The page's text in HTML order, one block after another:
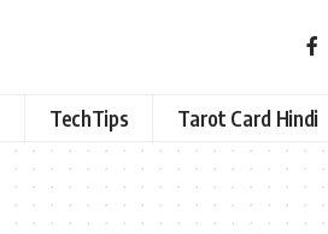
TechTips Tarot Card Hindi